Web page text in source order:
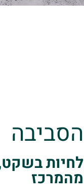
הסביבה
לחיות
מהמרכז